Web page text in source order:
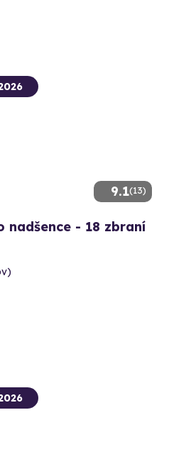
9.1(13)
- 18 zbraní